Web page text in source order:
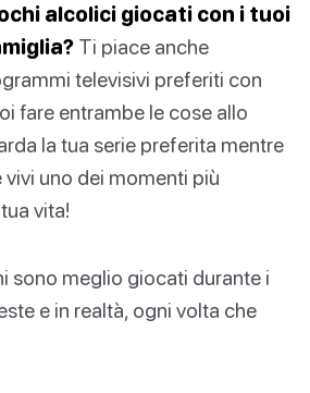
alcolici giocati con i tuoi
Ti piace anche
televisivi preferiti con
fare entrambe le cose allo
la tua serie preferita mentre
vivi uno dei momenti più
vita!
sono meglio giocati durante i
e in realtà, ogni volta che